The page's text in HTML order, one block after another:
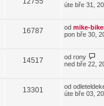
úte bře 31,
16787 od mike-
pon bře 30,
14517 od rony
ned bře 22,
13301 od
úte bře 03,